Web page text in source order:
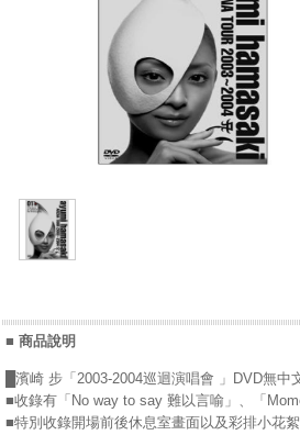
■ 商品說明
█濱崎 步「2003-2004巡迴演唱會 」DVD無中
■收錄有「No way to say 難以言喻」、「
■特別收錄開場前後休息室畫面以及彩排小花